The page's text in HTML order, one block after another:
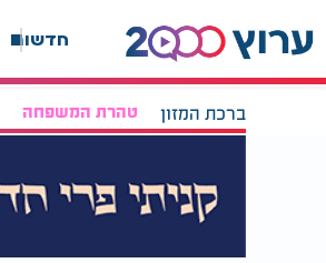
חדשות
ברכת המזון טהרת המשפחה